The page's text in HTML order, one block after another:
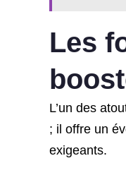
Les
L’un des
; il offre un
exigeants.